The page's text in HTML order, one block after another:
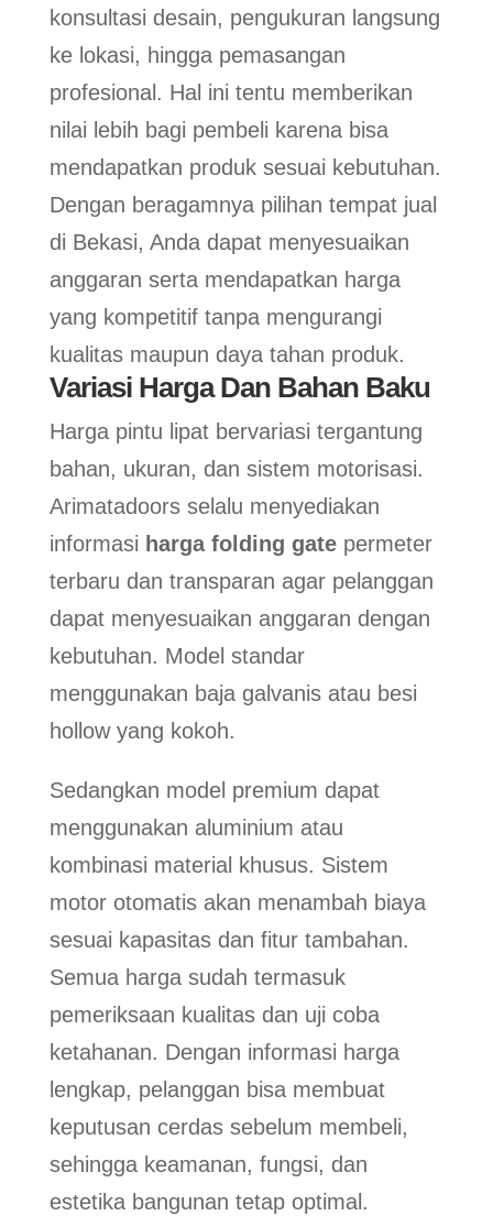
konsultasi desain, pengukuran langsung
ke lokasi, hingga pemasangan
profesional. Hal ini tentu memberikan
nilai lebih bagi pembeli karena bisa
mendapatkan produk sesuai kebutuhan.
Dengan beragamnya pilihan tempat jual
di Bekasi, Anda dapat menyesuaikan
anggaran serta mendapatkan harga
yang kompetitif tanpa mengurangi
kualitas maupun daya tahan produk.
Variasi Harga Dan Bahan Baku
Harga pintu lipat bervariasi tergantung
bahan, ukuran, dan sistem motorisasi.
Arimatadoors selalu menyediakan
informasi harga folding gate permeter
terbaru dan transparan agar pelanggan
dapat menyesuaikan anggaran dengan
kebutuhan. Model standar
menggunakan baja galvanis atau besi
hollow yang kokoh.
Sedangkan model premium dapat
menggunakan aluminium atau
kombinasi material khusus. Sistem
motor otomatis akan menambah biaya
sesuai kapasitas dan fitur tambahan.
Semua harga sudah termasuk
pemeriksaan kualitas dan uji coba
ketahanan. Dengan informasi harga
lengkap, pelanggan bisa membuat
keputusan cerdas sebelum membeli,
sehingga keamanan, fungsi, dan
estetika bangunan tetap optimal.